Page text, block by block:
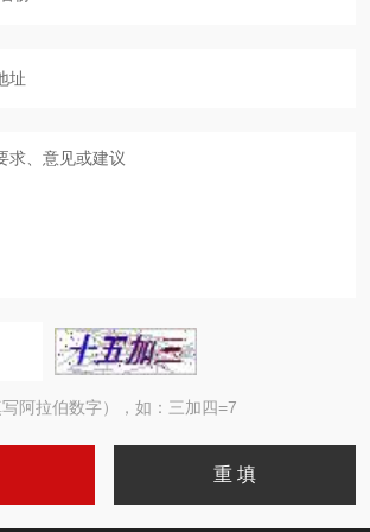
阿拉伯数字），如：三加四=7